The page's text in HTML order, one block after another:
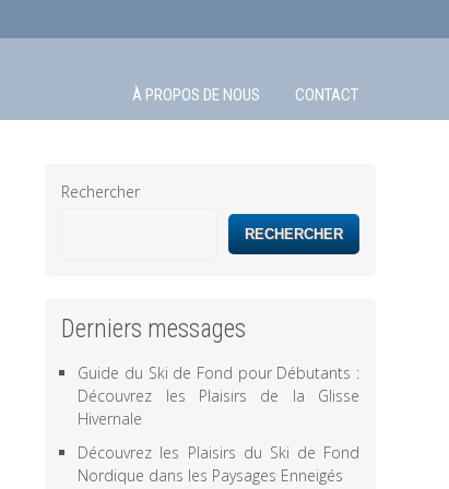
À PROPOS DE NOUS CONTACT
Rechercher
RECHERCHER
Derniers messages
Guide du Ski de Fond pour Débutants :
Découvrez les Plaisirs de la Glisse
Hivernale
Découvrez les Plaisirs du Ski de Fond
Nordique dans les Paysages Enneigés